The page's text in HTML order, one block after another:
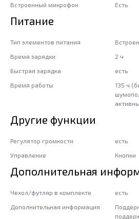
Встроенный микрофон
Есть
Питание
Тип элементов питания
Время зарядки
2 ч
Быстрая зарядка
есть
Время работы
135 ч
Другие функции
Регулятор громкости
есть
Управление
Кнопки
Дополнительная
Чехол/футляр в комплекте
есть
Дополнительная информация